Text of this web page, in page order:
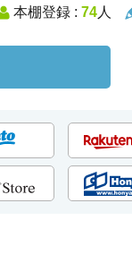
本棚登録 : 74人